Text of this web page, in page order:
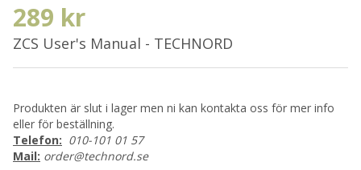
289 kr
ZCS User's Manual - TECHNORD
Produkten är slut i lager men ni kan kontakta oss för mer info
eller för beställning.
Telefon: 010-101 01 57
Mail: order@technord.se